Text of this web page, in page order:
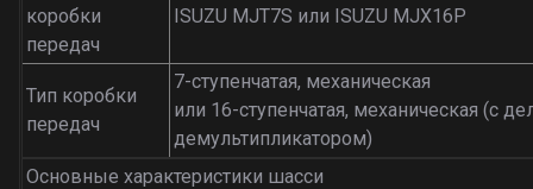
коробки
передач
ISUZU MJT7S или ISUZU MJX16P
Тип коробки
передач
7-ступенчатая, механическая
или 16-ступенчатая, механическая (с
демультипликатором)
Основные характеристики шасси